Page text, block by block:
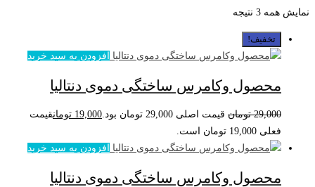
نمایش همه 3 نتیجه
تخفیف!
افزودن به سبد خرید
محصول وکامرس ساختگی دموی دنتالیا
29,000 تومان قیمت اصلی 29,000 تومان بود. 19,000 تومانقیمت
فعلی 19,000 تومان است.
افزودن به سبد خرید
محصول وکامرس ساختگی دموی دنتالیا